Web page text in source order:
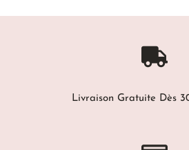
Livraison Gratuite Dès